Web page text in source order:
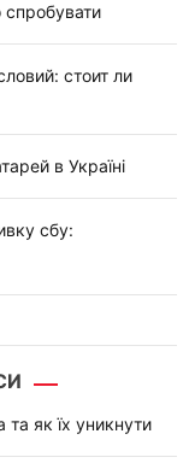
спробувати
стоит ли
в Україні
сбу:
як їх уникнути